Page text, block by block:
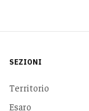
SEZIONI
Territorio
Esaro